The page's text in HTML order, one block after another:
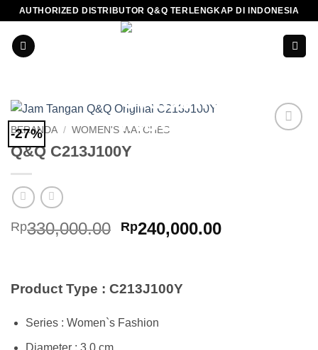
Skip
content
AUTHORIZED DISTRIBUTOR Q&Q TERLENGKAP DI INDONESIA
-27%
BERANDA / WOMEN'S WATCHES
Q&Q C213J100Y
Rp330,000.00 Harga
Rp240,000.00Harga
Product Type : C213J100Y
Series : Women`s Fashion
Diameter : 3.0 cm